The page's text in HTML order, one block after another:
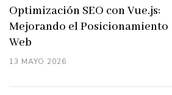
13 MAYO 2026
Optimización SEO con Vue.js:
Mejorando el Posicionamiento
Web